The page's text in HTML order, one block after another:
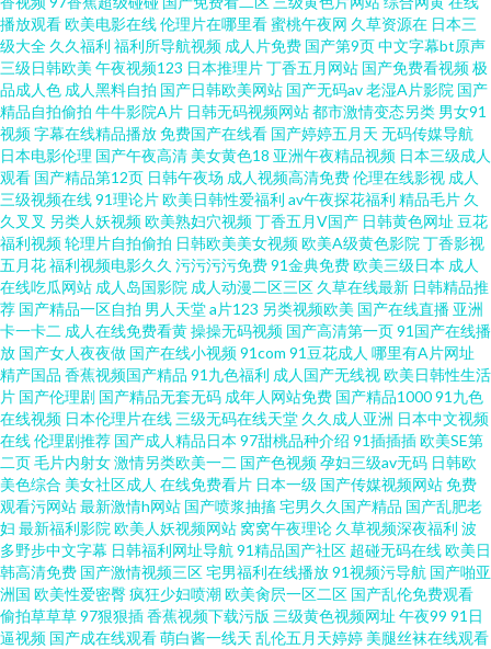
第二页 国产视频二区在线观看 夜色福利影院导航 黑丝久久一区 91AV影院在
线播放 东方国产成人AV 伪娘ts网址 海角艹逼 影音先锋AV资源人妻 国产suv
精品97 91国内产大香蕉 伊人久久Av影院 国产人妖伪娘磁力链接 91福利论坛
在线观看 影音先锋av网址 岛国无码资源先锋 91豆花网站在线视频 国产激情
do 涩情天堂男人天堂av 欧美女自慰 91视频在线观看网站 久久国产性爱电影
有码se 国产盗摄资源网 午夜福利电影一区二区 国产偷在线 91看片入口 污导
航福利 丁香五月最新地址 亚洲AV超碰资源站 97人妻人人操人 日本不卡高清
一区 国产黑色丝袜在线观看 91内射了美女 久草亚洲色图在线视频 91大神小
青蛙搭讪视频 国产精品人人操 亚洲男人天堂手机版 波多野结衣磁力链接 夜
夜精精 国产ts视频在线播放 午夜免费试看视频P av日韩伊人 男人的天堂网黄
亚洲成人小说网 欧洲肏逼 久草精品资源站 国产1024在线视频 五月国产精品
久久 肏屄视屏 人人摸人人干人人 www尤物 午夜成人免费网站 变态avav
播放观看欧美电影在线伦理片在哪里看蜜桃午夜网 久草资源在 日本三
级大全 久久福利 福利所导航视频 成人片免费 国产第9页中文字幕bt原声
三级日韩欧美 午夜视频123 日本推理片丁香五月网站 国产免费看视频极
品成人色 成人黑料自拍 国产日韩欧美网站 国产无码av老湿A片影院 国产
精品自拍偷拍 牛牛影院A片 日韩无码视频网站都市激情变态另类 男女91
视频字幕在线精品播放免费国产在线看 国产婷婷五月天 无码传媒导航
日本电影伦理 国产午夜高清 美女黄色18 亚洲午夜精品视频 日本三级成人
观看 国产精品第12页 日韩午夜场 成人视频高清免费伦理在线影视 成人
三级视频在线91理论片欧美日韩性爱福利 av午夜探花福利 精品毛片 久
久叉叉 另类人妖视频欧美熟妇穴视频丁香五月V国产 日韩黄色网址 豆花
福利视频轮理片自拍偷拍 日韩欧美美女视频欧美A级黄色影院 丁香影视
五月花福利视频电影久久 污污污污免费91金典免费欧美三级日本 成人
在线吃瓜网站 成人岛国影院 成人动漫二区三区 久草在线最新 日韩精品推
荐 国产精品一区自拍 男人天堂a片123 另类视频欧美 国产在线直播 亚洲
卡一卡二 成人在线免费看黄操操无码视频 国产高清第一页91国产在线播
放 国产女人夜夜做 国产在线小视频91com 91豆花成人 哪里有A片网址
精产国品 香蕉视频国产精品 91九色福利 成人国产无线视欧美日韩性生活
片 国产伦理剧 国产精品无套无码 成年人网站免费 国产精品100091九色
在线视频 日本伦理片在线 三级无码在线天堂 久久成人亚洲 日本中文视频
在线伦理剧推荐 国产成人精品日本 97甜桃品种介绍 91插插插欧美SE第
二页毛片内射女激情另类欧美一二 国产色视频孕妇三级av无码 日韩欧
美色综合 美女社区成人 在线免费看片 日本一级 国产传媒视频网站免费
观看污网站最新激情h网站 国产喷浆抽搐宅男久久国产精品 国产乱肥老
妇 最新福利影院 欧美人妖视频网站 窝窝午夜理论 久草视频深夜福利 波
多野步中文字幕 日韩福利网址导航 91精品国产社区 超碰无码在线欧美日
韩高清免费 国产激情视频三区宅男福利在线播放91视频污导航 国产啪亚
洲国 欧美性爱密臀疯狂少妇喷潮欧美肏屄一区二区 国产乱伦免费观看
偷拍草草草97狠狠插香蕉视频下载污版 三级黄色视频网址 午夜99 91日
逼视频 国产成在线观看萌白酱一线天 乱伦五月天婷婷 美腿丝袜在线观看